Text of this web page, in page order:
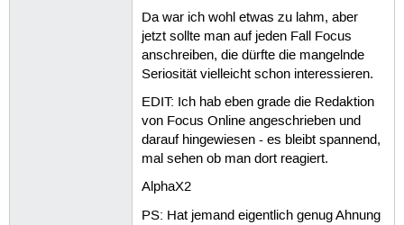
Da war ich wohl etwas zu lahm, aber
jetzt sollte man auf jeden Fall Focus
anschreiben, die dürfte die mangelnde
Seriosität vielleicht schon interessieren.
EDIT: Ich hab eben grade die Redaktion
von Focus Online angeschrieben und
darauf hingewiesen - es bleibt spannend,
mal sehen ob man dort reagiert.
AlphaX2
PS: Hat jemand eigentlich genug Ahnung